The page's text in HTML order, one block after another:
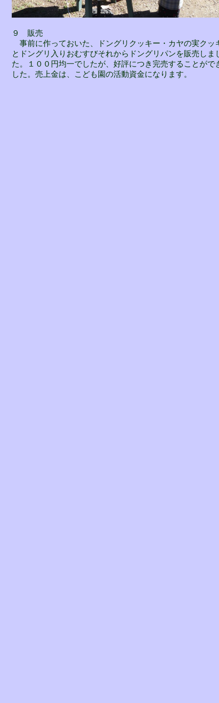
９ 販売
事前に作っておいた、ドングリクッキー・カヤの実クッ
とドングリ入りおむすびそれからドングリパンを販売しま
た。１００円均一でしたが、好評につき完売することがで
した。売上金は、こども園の活動資金になります。